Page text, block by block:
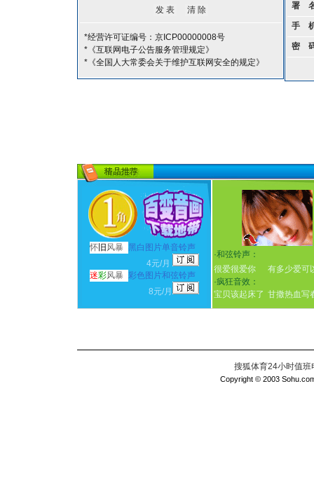
*经营许可证编号：京ICP00000008号
*《互联网电子公告服务管理规定》
*《全国人大常委会关于维护互联网安全的规定》
署
手
密
怀 旧 风暴
黑白图片单音铃声
4元/月
迷彩风暴 彩色图片和弦铃声
8元/月
·和弦铃声：
很爱很爱你
有多少爱可
·疯狂音效：
宝贝该起床了 甘撒热血写
搜狐体育24小时值
Copyright © 2003